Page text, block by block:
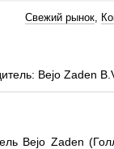
Свежий рынок,
Bejo Zaden
Bejo Zaden